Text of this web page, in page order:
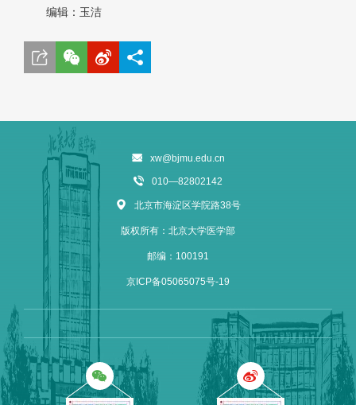
编辑：玉洁
xw@bjmu.edu.cn
010—82802142
北京市海淀区学院路38号
版权所有：北京大学医学部
邮编：100191
京ICP备05065075号-19